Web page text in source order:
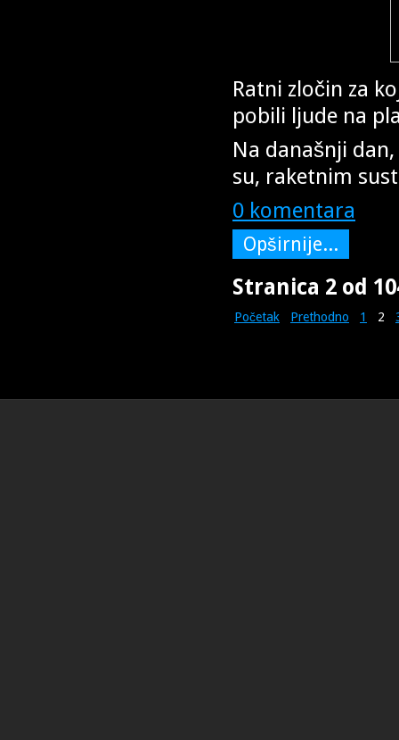
Ratni zločin za
pobili ljude na
Na današnji
su, raketnim
0 komentara
Opširnije...
Stranica 2 od
Početak Prethodno 1 2